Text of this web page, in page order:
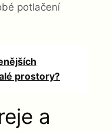
potlačení
prostory?
a